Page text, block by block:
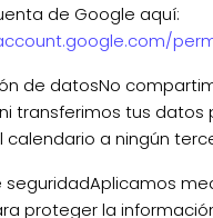
de Google aquí:
de datosNo
transferimos tus datos
calendario a ningún
seguridadAplicamos
proteger la